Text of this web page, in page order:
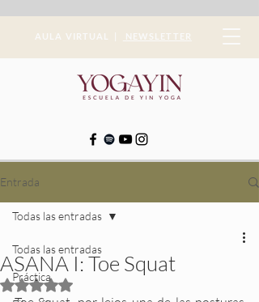
AULA VIRTUAL | NEWSLETTER
Entrada
Todas las entradas
Práctica
Todas las entradas
ASANA I: Toe Squat
Obtuvo NaN de 5 estrellas.